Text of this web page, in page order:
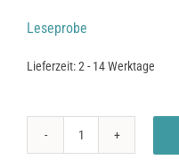
Leseprobe
Lieferzeit:2 - 14 Werktage
100